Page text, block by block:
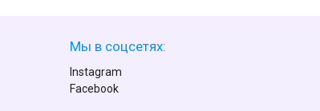
Мы в соцсетях:
Instagram
Facebook